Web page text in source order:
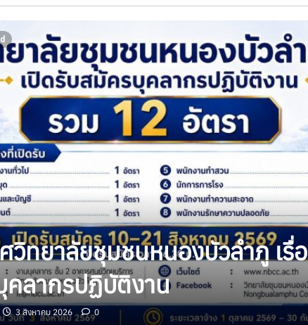
วิทยาลัยชุมชนหนองบัวลำภู เรื่
ลากรปฏิบัติงาน
3 สิงหาคม 2026 0